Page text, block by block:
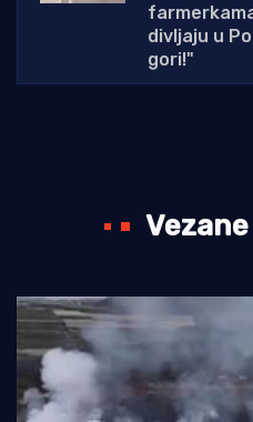
divljaju u
gori!"